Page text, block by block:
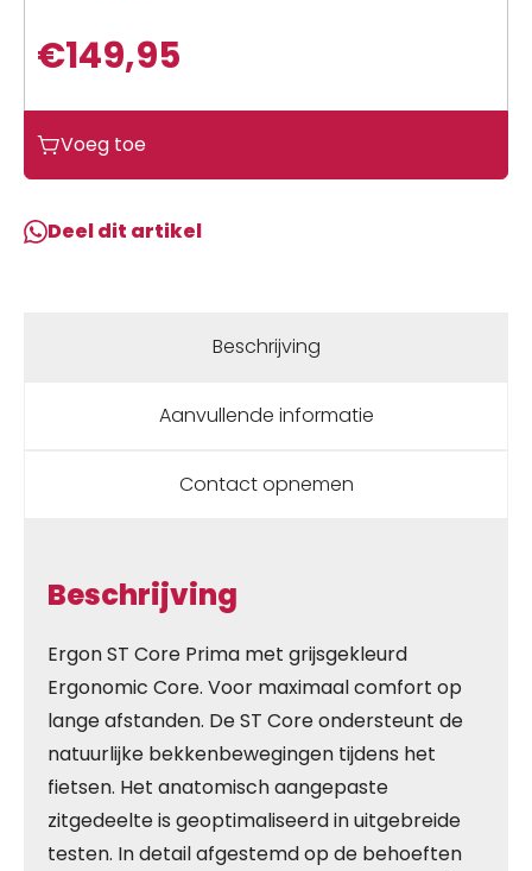
€149,95
Voeg toe
Deel dit artikel
Beschrijving
Aanvullende informatie
Contact opnemen
Beschrijving
Ergon ST Core Prima met grijsgekleurd
Ergonomic Core. Voor maximaal comfort op
lange afstanden. De ST Core ondersteunt de
natuurlijke bekkenbewegingen tijdens het
fietsen. Het anatomisch aangepaste
zitgedeelte is geoptimaliseerd in uitgebreide
testen. In detail afgestemd op de behoeften